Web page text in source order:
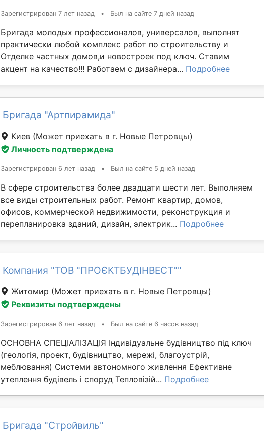
Зарегистрирован 7 лет назад • Был на сайте 7 дней назад
Бригада молодых профессионалов, универсалов, выполнят
практически любой комплекс работ по строительству и
Отделке частных домов,и новостроек под ключ. Ставим
акцент на качество!!! Работаем с дизайнера... Подробнее
Бригада "Артпирамида"
Киев (Может приехать в г. Новые Петровцы)
Личность подтверждена
Зарегистрирован 6 лет назад • Был на сайте 5 дней назад
В сфере строительства более двадцати шести лет. Выполняем
все виды строительных работ. Ремонт квартир, домов,
офисов, коммерческой недвижимости, реконструкция и
перепланировка зданий, дизайн, электрик... Подробнее
Компания "ТОВ "ПРОЄКТБУДІНВЕСТ""
Житомир (Может приехать в г. Новые Петровцы)
Реквизиты подтверждены
Зарегистрирован 6 лет назад • Был на сайте 6 часов назад
ОСНОВНА СПЕЦІАЛІЗАЦІЯ Індивідуальне будівництво під ключ
(геологія, проект, будівництво, мережі, благоустрій,
меблювання) Системи автономного живлення Ефективне
утеплення будівель і споруд Тепловізій... Подробнее
Бригада "Стройвиль"